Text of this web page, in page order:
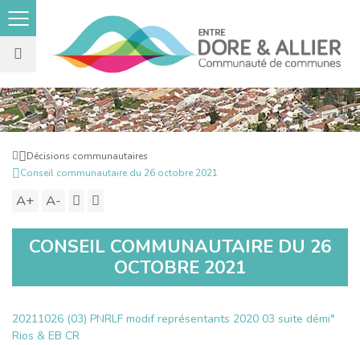
Rechercher
sur
le
site
Retour
à
Décisions communautaires
Conseil communautaire du 26 octobre 2021
A+ Augmenter
taille
texte
A- Diminuer
taille
texte
Imprimer
contenu
CONSEIL COMMUNAUTAIRE DU 26
OCTOBRE 2021
20211026 (03) PNRLF modif représentants 2020 03 suite démi°
Rios & EB CR